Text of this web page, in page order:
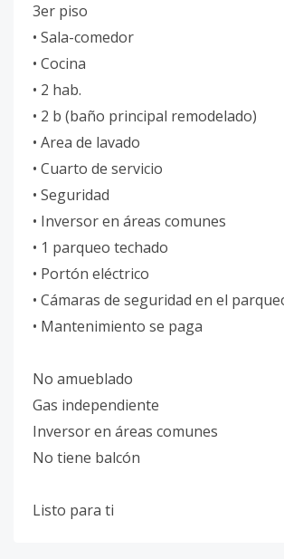
3er piso
• Sala-comedor
• Cocina
• 2 hab.
• 2 b (baño principal remodelado)
• Area de lavado
• Cuarto de servicio
• Seguridad
• Inversor en áreas comunes
• 1 parqueo techado
• Portón eléctrico
• Cámaras de seguridad en el
• Mantenimiento se paga
No amueblado
Gas independiente
Inversor en áreas comunes
No tiene balcón
Listo para ti